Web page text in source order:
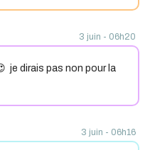
3 juin - 06h20
je dirais pas non pour la
3 juin - 06h16